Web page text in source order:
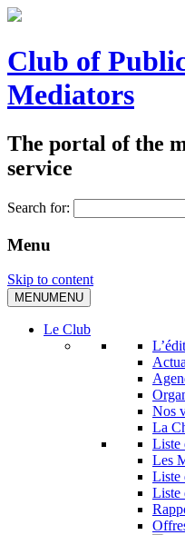
Club of
Mediators
The portal of the
service
Search for:
Menu
Skip to content
MENUMENU
Le Club
Nos
La
Liste
Les
Liste
Liste